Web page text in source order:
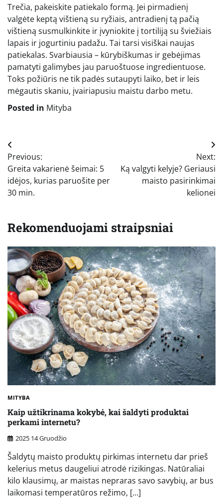
Trečia, pakeiskite patiekalo formą. Jei pirmadienį
valgėte keptą vištieną su ryžiais, antradienį tą pačią
vištieną susmulkinkite ir įvyniokite į tortiliją su šviežiais
lapais ir jogurtiniu padažu. Tai tarsi visiškai naujas
patiekalas. Svarbiausia – kūrybiškumas ir gebėjimas
pamatyti galimybes jau paruoštuose ingredientuose.
Toks požiūris ne tik padės sutaupyti laiko, bet ir leis
mėgautis skaniu, įvairiapusiu maistu darbo metu.
Posted in Mityba
Navigacija
tarp
įrašų
Previous:
Greita vakarienė šeimai: 5
idėjos, kurias paruošite per
30 min.
Next:
Ką valgyti kelyje? Geriausi
maisto pasirinkimai
kelionei
Rekomenduojami straipsniai
MITYBA
Kaip užtikrinama kokybė, kai šaldyti produktai
perkami internetu?
2025 14 Gruodžio
Šaldytų maisto produktų pirkimas internetu dar prieš
kelerius metus daugeliui atrodė rizikingas. Natūraliai
kilo klausimų, ar maistas nepraras savo savybių, ar bus
laikomasi temperatūros režimo, […]